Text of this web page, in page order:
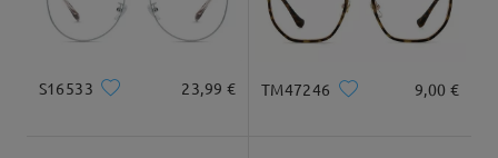
Geliefert
S16533 23,99 € TM47246 9,00 €